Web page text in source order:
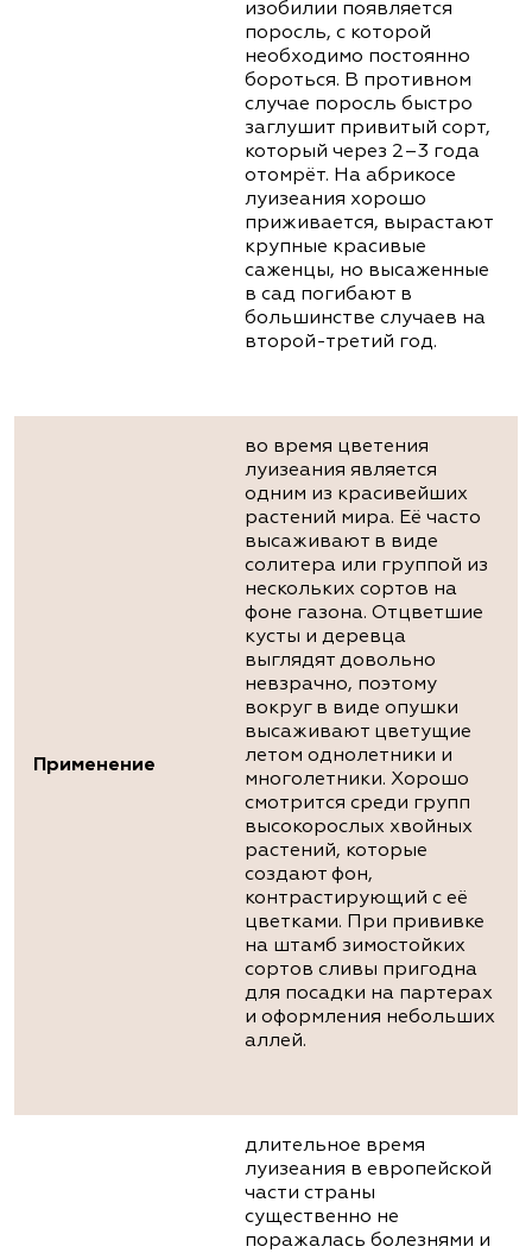
изобилии появляется
поросль, с которой
необходимо постоянно
бороться. В противном
случае поросль быстро
заглушит привитый сорт,
который через 2–3 года
отомрёт. На абрикосе
луизеания хорошо
приживается, вырастают
крупные красивые
саженцы, но высаженные
в сад погибают в
большинстве случаев на
второй-третий год.
Применение
во время цветения
луизеания является
одним из красивейших
растений мира. Её часто
высаживают в виде
солитера или группой из
нескольких сортов на
фоне газона. Отцветшие
кусты и деревца
выглядят довольно
невзрачно, поэтому
вокруг в виде опушки
высаживают цветущие
летом однолетники и
многолетники. Хорошо
смотрится среди групп
высокорослых хвойных
растений, которые
создают фон,
контрастирующий с её
цветками. При прививке
на штамб зимостойких
сортов сливы пригодна
для посадки на партерах
и оформления небольших
аллей.
длительное время
луизеания в европейской
части страны
существенно не
поражалась болезнями и